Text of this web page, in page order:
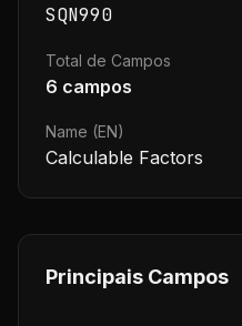
SQN990
Total de Campos
6 campos
Name (EN)
Calculable Factors
Principais Campos